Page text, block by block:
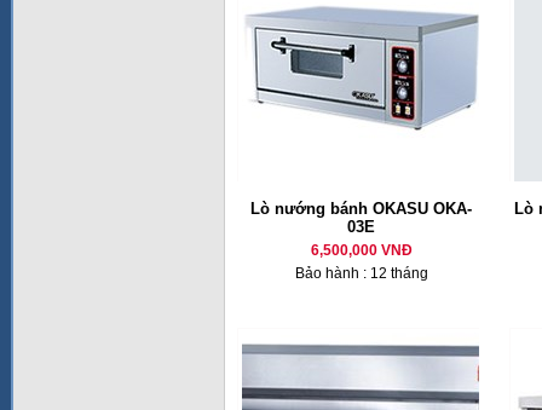
Lò nướng bánh OKASU OKA-
03E
6,500,000 VNĐ
Bảo hành : 12 tháng
Lò